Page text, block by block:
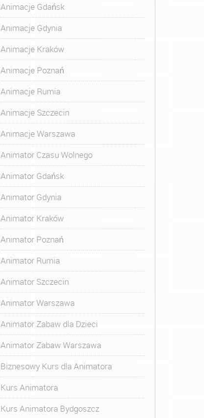
Animacje Gdańsk
Animacje Gdynia
Animacje Kraków
Animacje Poznań
Animacje Rumia
Animacje Szczecin
Animacje Warszawa
Animator Czasu Wolnego
Animator Gdańsk
Animator Gdynia
Animator Kraków
Animator Poznań
Animator Rumia
Animator Szczecin
Animator Warszawa
Animator Zabaw dla Dzieci
Animator Zabaw Warszawa
Biznesowy Kurs dla Animatora
Kurs Animatora
Kurs Animatora Bydgoszcz